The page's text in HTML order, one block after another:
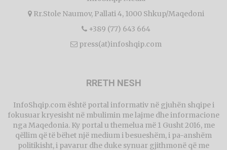
Rr.Stole Naumov, Pallati 4, 1000 Shkup/Maqedoni
+389 (77) 643 664
press(at)infoshqip.com
RRETH NESH
InfoShqip.com është portal informativ në gjuhën shqipe i
fokusuar kryesisht në mbulimin me lajme dhe informacione
nga Maqedonia. Ky portal u themelua më 1 Gusht 2016, me
qëllim që të bëhet një medium i besueshëm, i pa-anshëm
politikisht, i pavarur dhe duke synuar gjithmonë që me